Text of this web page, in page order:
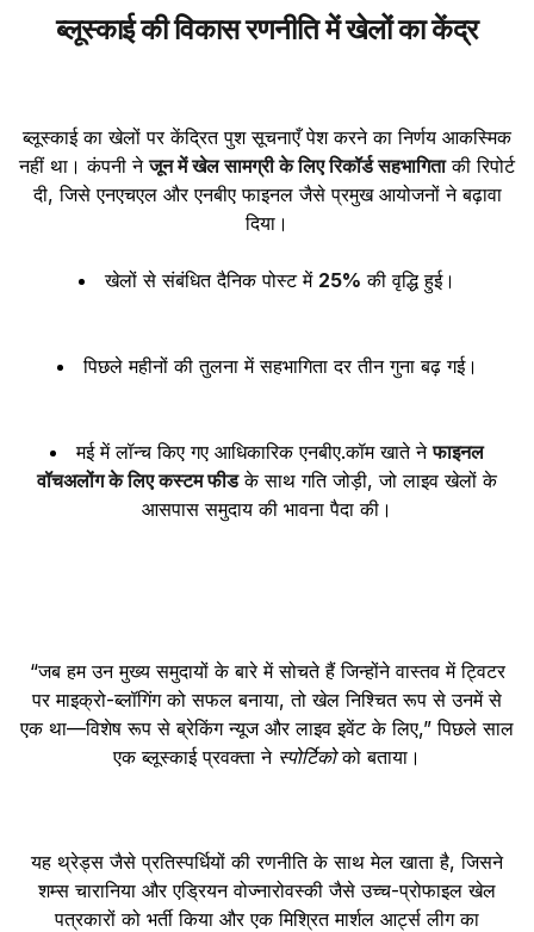
ब्लूस्काई की विकास रणनीति में खेलों का केंद्र
ब्लूस्काई का खेलों पर केंद्रित पुश सूचनाएँ पेश करने का निर्णय आकस्मिक
नहीं था। कंपनी नेजून में खेल सामग्री के लिए रिकॉर्ड सहभागिताकी रिपोर्ट
दी, जिसे एनएचएल और एनबीए फाइनल जैसे प्रमुख आयोजनों ने बढ़ावा
दिया।
खेलों से संबंधित दैनिक पोस्ट में 25% की वृद्धि हुई।
पिछले महीनों की तुलना में सहभागिता दर तीन गुना बढ़ गई।
मई में लॉन्च किए गए आधिकारिक एनबीए.कॉम खाते नेफाइनल
वॉचअलोंग के लिए कस्टम फीडके साथ गति जोड़ी, जो लाइव खेलों के
आसपास समुदाय की भावना पैदा की।
“जब हम उन मुख्य समुदायों के बारे में सोचते हैं जिन्होंने वास्तव में ट्विटर
पर माइक्रो-ब्लॉगिंग को सफल बनाया, तो खेल निश्चित रूप से उनमें से
एक था—विशेष रूप से ब्रेकिंग न्यूज और लाइव इवेंट के लिए,” पिछले साल
एक ब्लूस्काई प्रवक्ता ने स्पोर्टिकोको बताया।
यह थ्रेड्स जैसे प्रतिस्पर्धियों की रणनीति के साथ मेल खाता है, जिसने
शम्स चारानिया और एड्रियन वोज्नारोवस्की जैसे उच्च-प्रोफाइल खेल
पत्रकारों को भर्ती किया और एक मिश्रित मार्शल आर्ट्स लीग का